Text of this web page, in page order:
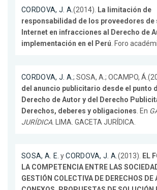
CORDOVA, J. A.(2014).
La limitación de
responsabilidad de los proveedores de
Internet en infracciones al Derecho de
implementación en el Perú . Foro
CORDOVA, J. A.; SOSA, A.; OCAMPO,
del anuncio publicitario desde el punto
Derecho de Autor y del Derecho
Derechos, deberes y obligaciones . En
JURÍDICA . LIMA. GACETA JURÍDICA.
SOSA, A. E. yCORDOVA, J. A. (2013).
EL
LA COMPETENCIA ENTRE LAS
GESTIÓN COLECTIVA DE DERECHOS DE